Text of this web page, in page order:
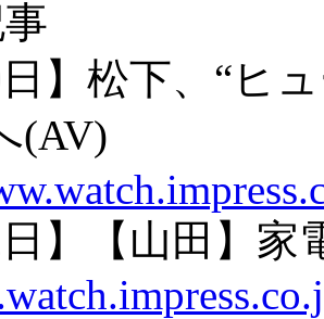
日】松下、“ヒ
(AV)
日】【山田】